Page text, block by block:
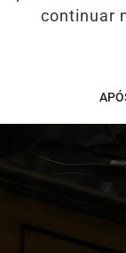
continuar